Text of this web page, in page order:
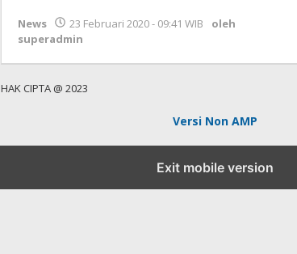
News 23 Februari 2020 - 09:41 WIB
oleh
superadmin
HAK CIPTA @ 2023
Versi Non AMP
Exit mobile version